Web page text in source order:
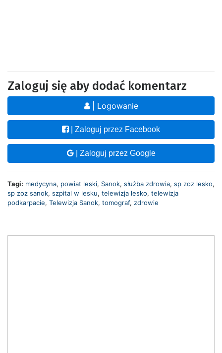
Zaloguj się aby dodać komentarz
| Logowanie
| Zaloguj przez Facebook
| Zaloguj przez Google
Tagi: medycyna, powiat leski, Sanok, służba zdrowia, sp zoz lesko,
sp zoz sanok, szpital w lesku, telewizja lesko, telewizja
podkarpacie, Telewizja Sanok, tomograf, zdrowie